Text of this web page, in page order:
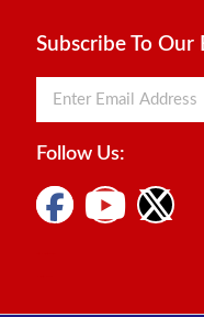
Subscribe To Our
Follow Us: